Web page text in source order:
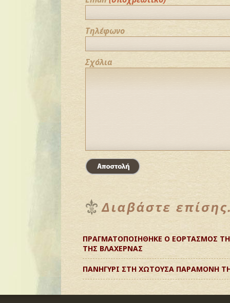
Τηλέφωνο
Σχόλια
ΠΡΑΓΜΑΤΟΠΟΙΗΘΗΚΕ Ο ΕΟΡΤΑΣΜΟΣ
ΤΗΣ ΒΛΑΧΕΡΝΑΣ
ΠΑΝΗΓΥΡΙ ΣΤΗ ΧΩΤΟΥΣΑ ΠΑΡΑΜΟΝΗ